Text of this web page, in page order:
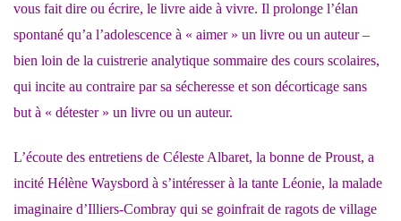
vous fait dire ou écrire, le livre aide à vivre. Il prolonge l’élan
spontané qu’a l’adolescence à « aimer » un livre ou un auteur –
bien loin de la cuistrerie analytique sommaire des cours scolaires,
qui incite au contraire par sa sécheresse et son décorticage sans
but à « détester » un livre ou un auteur.
L’écoute des entretiens de Céleste Albaret, la bonne de Proust, a
incité Hélène Waysbord à s’intéresser à la tante Léonie, la malade
imaginaire d’Illiers-Combray qui se goinfrait de ragots de village